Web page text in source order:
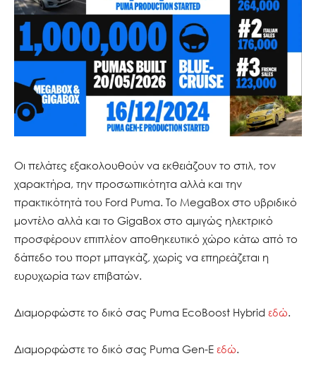
Οι πελάτες εξακολουθούν να εκθειάζουν το στιλ, τον
χαρακτήρα, την προσωπικότητα αλλά και την
πρακτικότητά του Ford Puma. Το MegaBox στο υβριδικό
μοντέλο αλλά και το GigaBox στο αμιγώς ηλεκτρικό
προσφέρουν επιπλέον αποθηκευτικό χώρο κάτω από το
δάπεδο του πορτ μπαγκάζ, χωρίς να επηρεάζεται η
ευρυχωρία των επιβατών.
Διαμορφώστε το δικό σας Puma EcoBoost Hybrid εδώ.
Διαμορφώστε το δικό σας Puma Gen-E εδώ.